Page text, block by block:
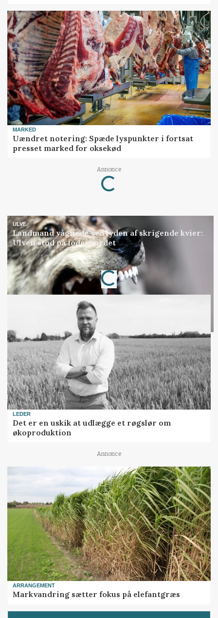
MARKED
Uændret notering: Spæde lyspunkter i fortsat
presset marked for oksekød
Annonce
Loading...
ULVE
Landmand vågnede ved lyden af skrigende kvier:
Ulven stod på foderbordet
Annonce
Loading...
LEDER
Det er en uskik at udlægge et røgslør om
økoproduktion
Annonce
ARRANGEMENT
Markvandring sætter fokus på elefantgræs